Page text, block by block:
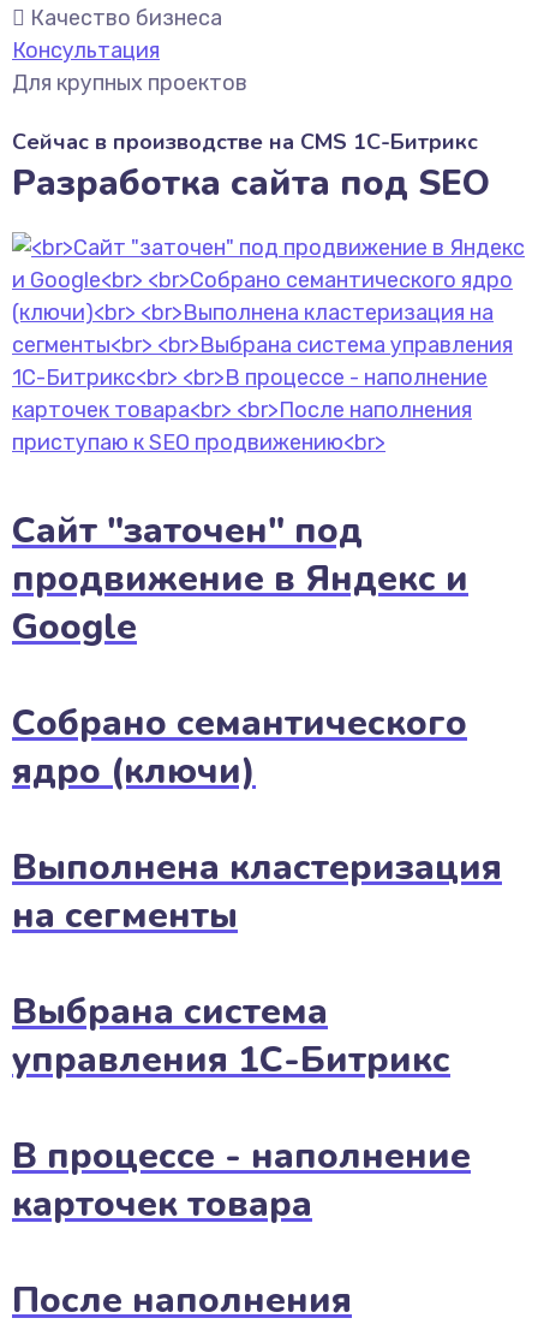
Качество бизнеса
Консультация
Для крупных проектов
Сейчас в производстве на CMS 1С-Битрикс
Разработка сайта под SEO
Сайт "заточен" под
продвижение в Яндекс и
Google
Собрано семантического
ядро (ключи)
Выполнена кластеризация
на сегменты
Выбрана система
управления 1С-Битрикс
В процессе - наполнение
карточек товара
После наполнения